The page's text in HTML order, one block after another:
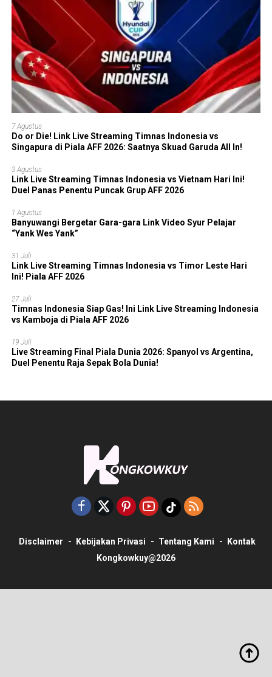
7 Agustus
Do or Die! Link Live Streaming Timnas Indonesia vs
Singapura di Piala AFF 2026: Saatnya Skuad Garuda All In!
3 Agustus
Link Live Streaming Timnas Indonesia vs Vietnam Hari Ini!
Duel Panas Penentu Puncak Grup AFF 2026
1 Agustus
Banyuwangi Bergetar Gara-gara Link Video Syur Pelajar
“Yank Wes Yank”
31 Juli
Link Live Streaming Timnas Indonesia vs Timor Leste Hari
Ini! Piala AFF 2026
27 Juli
Timnas Indonesia Siap Gas! Ini Link Live Streaming Indonesia
vs Kamboja di Piala AFF 2026
19 Juli
Live Streaming Final Piala Dunia 2026: Spanyol vs Argentina,
Duel Penentu Raja Sepak Bola Dunia!
Disclaimer Kebijakan Privasi Tentang Kami
Kontak
Kongkowkuy@2026